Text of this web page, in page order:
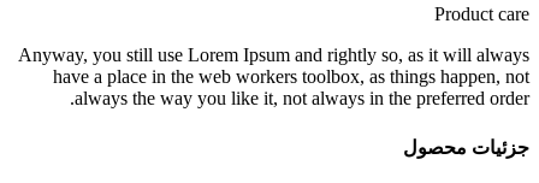
Product care
Anyway, you still use Lorem Ipsum and rightly so, as it will always
have a place in the web workers toolbox, as things happen, not
always the way you like it, not always in the preferred order.
جزئیات محصول